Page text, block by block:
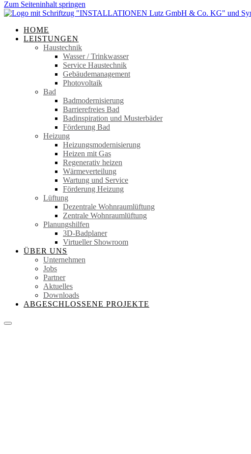
Zum Seiteninhalt springen
HOME
LEISTUNGEN
Haustechnik
Wasser / Trinkwasser
Service Haustechnik
Gebäudemanagement
Photovoltaik
Bad
Badmodernisierung
Barrierefreies Bad
Badinspiration und Musterbäder
Förderung Bad
Heizung
Heizungsmodernisierung
Heizen mit Gas
Regenerativ heizen
Wärmeverteilung
Wartung und Service
Förderung Heizung
Lüftung
Dezentrale Wohnraumlüftung
Zentrale Wohnraumlüftung
Planungshilfen
3D-Badplaner
Virtueller Showroom
ÜBER UNS
Unternehmen
Jobs
Partner
Aktuelles
Downloads
ABGESCHLOSSENE PROJEKTE